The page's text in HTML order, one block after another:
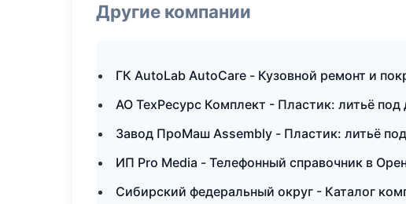
Другие компании
ГК AutoLab AutoCare - Кузовной ремонт и
АО ТехРесурс Комплект - Пластик: литьё
Завод ПроМаш Assembly - Пластик: литьё
ИП Pro Media - Телефонный справочник в
Сибирский федеральный округ - Каталог